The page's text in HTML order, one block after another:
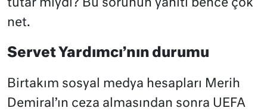
tutar mıydı? Bu sorunun yanıtı bence çok
net.
Servet Yardımcı’nın durumu
Birtakım sosyal medya hesapları Merih
Demiral’ın ceza almasından sonra UEFA